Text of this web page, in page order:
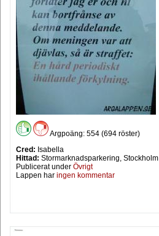
Argpoäng: 554 (694 röster)
Cred: Isabella
Hittad: Stormarknadsparkering, Stockholm
Publicerat under Övrigt
Lappen har ingen kommentar